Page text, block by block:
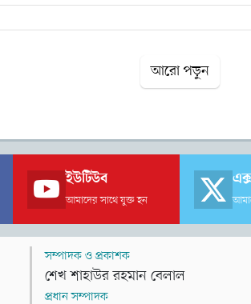
আরো পড়ুন
ইউটিউব
আমাদের সাথে যুক্ত হন
সম্পাদক ও প্রকাশক
শেখ শাহাউর রহমান বেলাল
প্রধান সম্পাদক